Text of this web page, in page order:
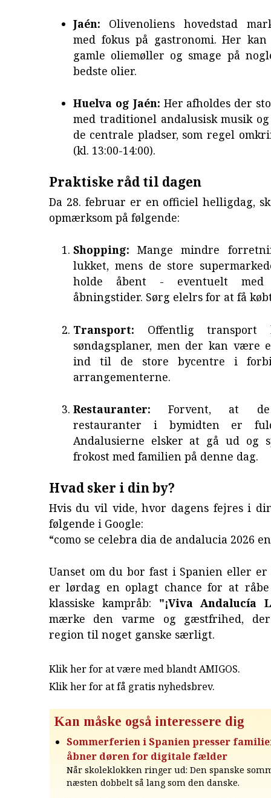
Jaén: Olivenoliens hovedstad
med fokus på gastronomi. Her kan
gamle oliemøller og smage på
bedste olier.
Huelva og Jaén: Her afholdes der
med traditionel andalusisk musik
de centrale pladser, som regel
(kl. 13:00-14:00).
Praktiske råd til dagen
Da 28. februar er en officiel helligdag,
opmærksom på følgende:
Shopping: Mange mindre
lukket, mens de store
holde åbent - eventuelt med
åbningstider. Sørg elelrs for at få
Transport: Offentlig transport
søndagsplaner, men der kan være
ind til de store bycentre i
arrangementerne.
Restauranter: Forvent, at de
restauranter i bymidten er
Andalusierne elsker at gå ud og
frokost med familien på denne dag.
Hvad sker i din by?
Hvis du vil vide, hvor dagens fejres i
følgende i Google:
“como se celebra dia de andalucia 2026
Uanset om du bor fast i Spanien eller
er lørdag en oplagt chance for at
klassiske kampråb: "¡Viva Andalucía
mærke den varme og gæstfrihed,
region til noget ganske særligt.
Klik her for at være med blandt AMIGOS.
Klik her for at få gratis nyhedsbrev.
Kan måske også interessere dig
Sommerferien i Spanien presser
åbner døren for digitale fælder
Når skoleklokken ringer ud: Den spanske
næsten dobbelt så lang som den danske.